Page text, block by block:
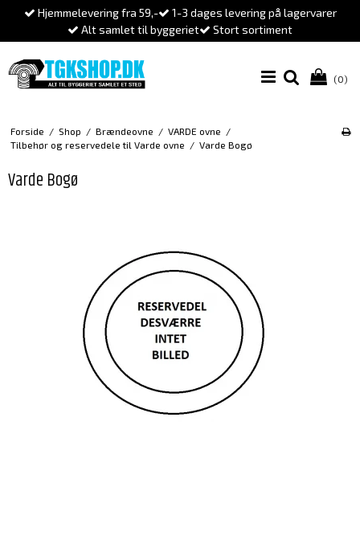
Hjemmelevering fra 59,-
1-3 dages levering på lagervarer
Alt samlet til byggeriet
Stort sortiment
(0)
Forside / Shop / Brændeovne / VARDE ovne /
Tilbehør og reservedele til Varde ovne / Varde Bogø
Varde Bogø